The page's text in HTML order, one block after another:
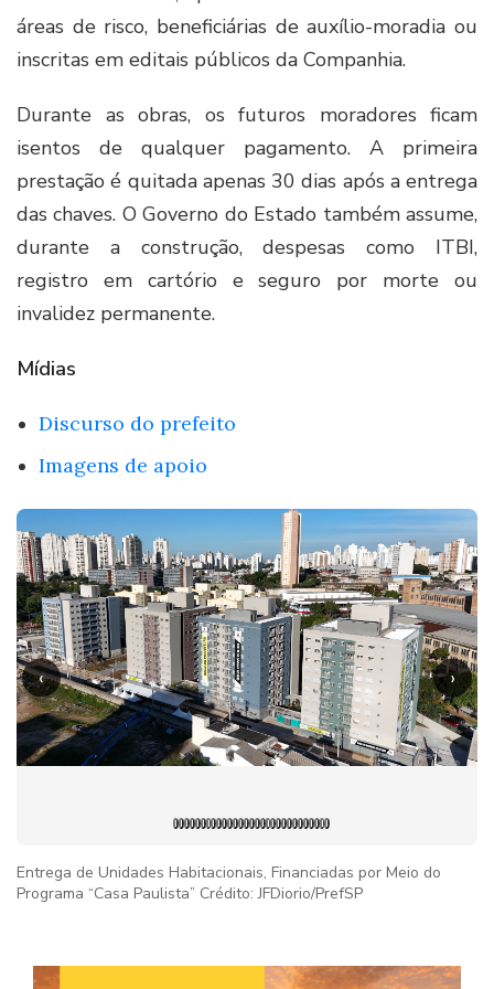
áreas de risco, beneficiárias de auxílio-moradia ou
inscritas em editais públicos da Companhia.
Durante as obras, os futuros moradores ficam
isentos de qualquer pagamento. A primeira
prestação é quitada apenas 30 dias após a entrega
das chaves. O Governo do Estado também assume,
durante a construção, despesas como ITBI,
registro em cartório e seguro por morte ou
invalidez permanente.
Mídias
Discurso do prefeito
Imagens de apoio
‹ ›
Entrega de Unidades Habitacionais, Financiadas por Meio do
Programa “Casa Paulista” Crédito: JFDiorio/PrefSP